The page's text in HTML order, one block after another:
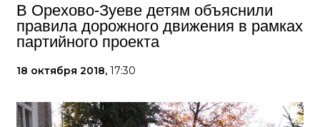
В Орехово-Зуеве детям объяснили
правила дорожного движения в рамках
партийного проекта
18 октября 2018, 17:30